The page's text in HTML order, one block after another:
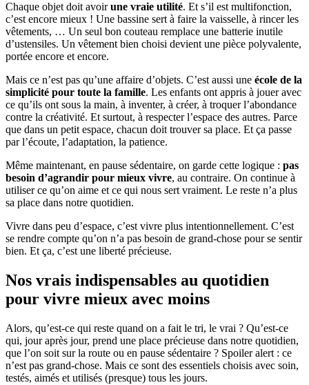
Chaque objet doit avoirune vraie utilité. Et s’il est multifonction,
c’est encore mieux ! Une bassine sert à faire la vaisselle, à rincer les
vêtements, … Un seul bon couteau remplace une batterie inutile
d’ustensiles. Un vêtement bien choisi devient une pièce polyvalente,
portée encore et encore.
Mais ce n’est pas qu’une affaire d’objets. C’est aussi une école de la
simplicité pour toute la famille. Les enfants ont appris à jouer avec
ce qu’ils ont sous la main, à inventer, à créer, à troquer l’abondance
contre la créativité. Et surtout, à respecter l’espace des autres. Parce
que dans un petit espace, chacun doit trouver sa place. Et ça passe
par l’écoute, l’adaptation, la patience.
Même maintenant, en pause sédentaire, on garde cette logique : pas
besoin d’agrandir pour mieux vivre, au contraire. On continue à
utiliser ce qu’on aime et ce qui nous sert vraiment. Le reste n’a plus
sa place dans notre quotidien.
Vivre dans peu d’espace, c’est vivre plus intentionnellement. C’est
se rendre compte qu’on n’a pas besoin de grand-chose pour se sentir
bien. Et ça, c’est une liberté précieuse.
Nos vrais indispensables au quotidien
pour vivre mieux avec moins
Alors, qu’est-ce qui reste quand on a fait le tri, le vrai ? Qu’est-ce
qui, jour après jour, prend une place précieuse dans notre quotidien,
que l’on soit sur la route ou en pause sédentaire ? Spoiler alert : ce
n’est pas grand-chose. Mais ce sont des essentiels choisis avec soin,
testés, aimés et utilisés (presque) tous les jours.